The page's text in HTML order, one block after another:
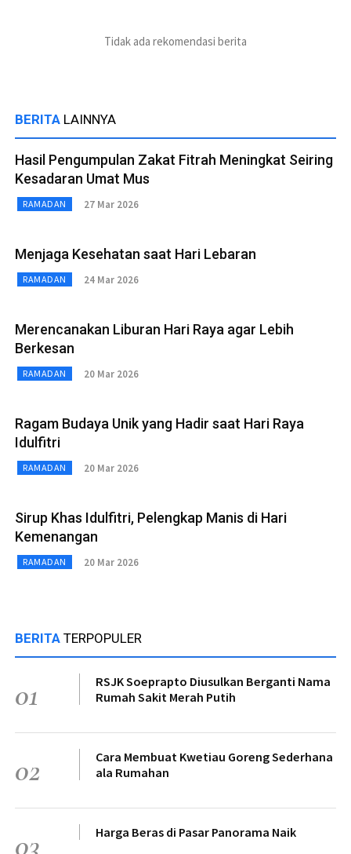
Tidak ada rekomendasi berita
BERITA LAINNYA
Hasil Pengumpulan Zakat Fitrah Meningkat Seiring
Kesadaran Umat Mus
RAMADAN 27 Mar 2026
Menjaga Kesehatan saat Hari Lebaran
RAMADAN 24 Mar 2026
Merencanakan Liburan Hari Raya agar Lebih
Berkesan
RAMADAN 20 Mar 2026
Ragam Budaya Unik yang Hadir saat Hari Raya
Idulfitri
RAMADAN 20 Mar 2026
Sirup Khas Idulfitri, Pelengkap Manis di Hari
Kemenangan
RAMADAN 20 Mar 2026
BERITA TERPOPULER
01
RSJK Soeprapto Diusulkan Berganti Nama
Rumah Sakit Merah Putih
02
Cara Membuat Kwetiau Goreng Sederhana
ala Rumahan
03 Harga Beras di Pasar Panorama Naik